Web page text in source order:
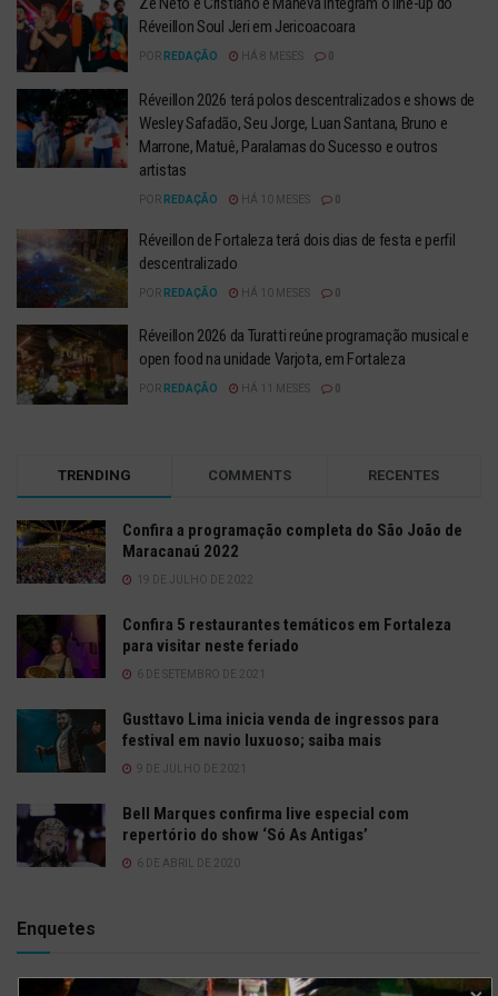
Réveillon Soul Jeri em Jericoacoara
POR REDAÇÃO HÁ 8 MESES
Réveillon 2026 terá polos descentralizados e shows de
Wesley Safadão, Seu Jorge, Luan Santana, Bruno e
Marrone, Matuê, Paralamas do Sucesso e outros
artistas
POR REDAÇÃO HÁ 10 MESES
Réveillon de Fortaleza terá dois dias de festa e perfil
descentralizado
POR REDAÇÃO HÁ 10 MESES
Réveillon 2026 da Turatti reúne programação musical e
open food na unidade Varjota, em Fortaleza
POR REDAÇÃO HÁ 11 MESES
TRENDING COMMENTS RECENTES
Confira a programação completa do São João de
Maracanaú 2022
19 DE JULHO DE 2022
Confira 5 restaurantes temáticos em Fortaleza
para visitar neste feriado
6 DE SETEMBRO DE 2021
Gusttavo Lima inicia venda de ingressos para
festival em navio luxuoso; saiba mais
9 DE JULHO DE 2021
Bell Marques confirma live especial com
repertório do show ‘Só As Antigas’
6 DE ABRIL DE 2020
Enquetes
Como está o meu site?